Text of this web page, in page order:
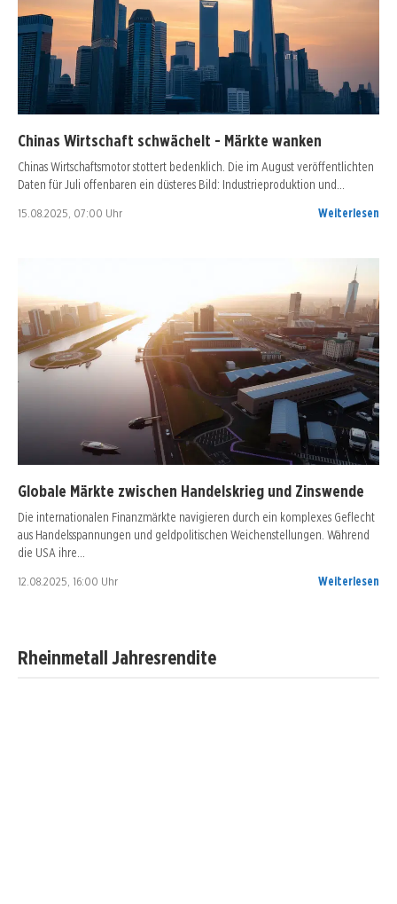
Chinas Wirtschaft schwächelt - Märkte wanken
Chinas Wirtschaftsmotor stottert bedenklich. Die im August veröffentlichten
Daten für Juli offenbaren ein düsteres Bild: Industrieproduktion und…
15.08.2025, 07:00 Uhr Weiterlesen
Globale Märkte zwischen Handelskrieg und Zinswende
Die internationalen Finanzmärkte navigieren durch ein komplexes Geflecht
aus Handelsspannungen und geldpolitischen Weichenstellungen. Während
die USA ihre…
12.08.2025, 16:00 Uhr Weiterlesen
Rheinmetall Jahresrendite